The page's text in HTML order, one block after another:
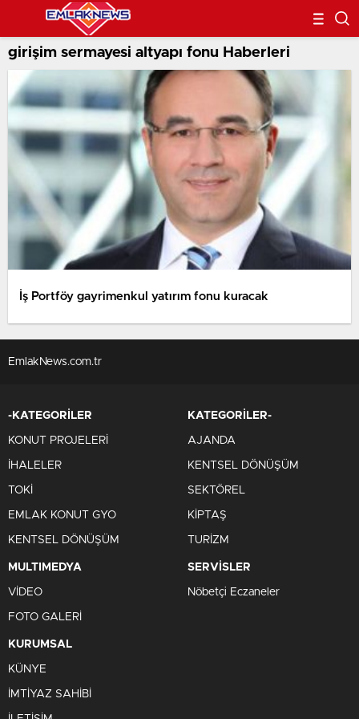
girişim sermayesi altyapı fonu Haberleri
İş Portföy gayrimenkul yatırım fonu kuracak
EmlakNews.com.tr
-KATEGORİLER
KONUT PROJELERİ
İHALELER
TOKİ
EMLAK KONUT GYO
KENTSEL DÖNÜŞÜM
KATEGORİLER-
AJANDA
KENTSEL DÖNÜŞÜM
SEKTÖREL
KİPTAŞ
TURİZM
MULTIMEDYA
VİDEO
FOTO GALERİ
SERVİSLER
Nöbetçi Eczaneler
KURUMSAL
KÜNYE
İMTİYAZ SAHİBİ